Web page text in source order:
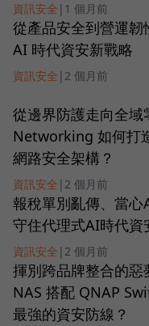
資訊安全 | 1 個月前
從產品安全到營運韌
AI 時代資安新戰略
資訊安全 | 2 個月前
從邊界防護走向全域
Networking 如何打
網路安全架構？
資訊安全 | 2 個月前
報稅單別亂傳、當
守住代理式AI時代資
資訊安全 | 2 個月前
揮別跨品牌整合的惡
NAS 搭配 QNAP
最強的資安防線？